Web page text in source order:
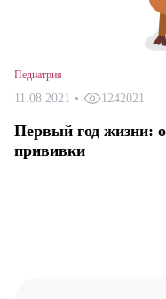
Педиатрия
11.08.2021 • 1242021
Первый год жизни:
прививки